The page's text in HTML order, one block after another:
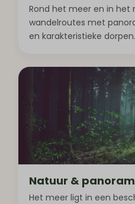
Rond het meer en in het
wandelroutes met
en karakteristieke dorpen.
Natuur &
Het meer ligt in een